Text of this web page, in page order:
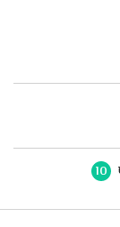
10